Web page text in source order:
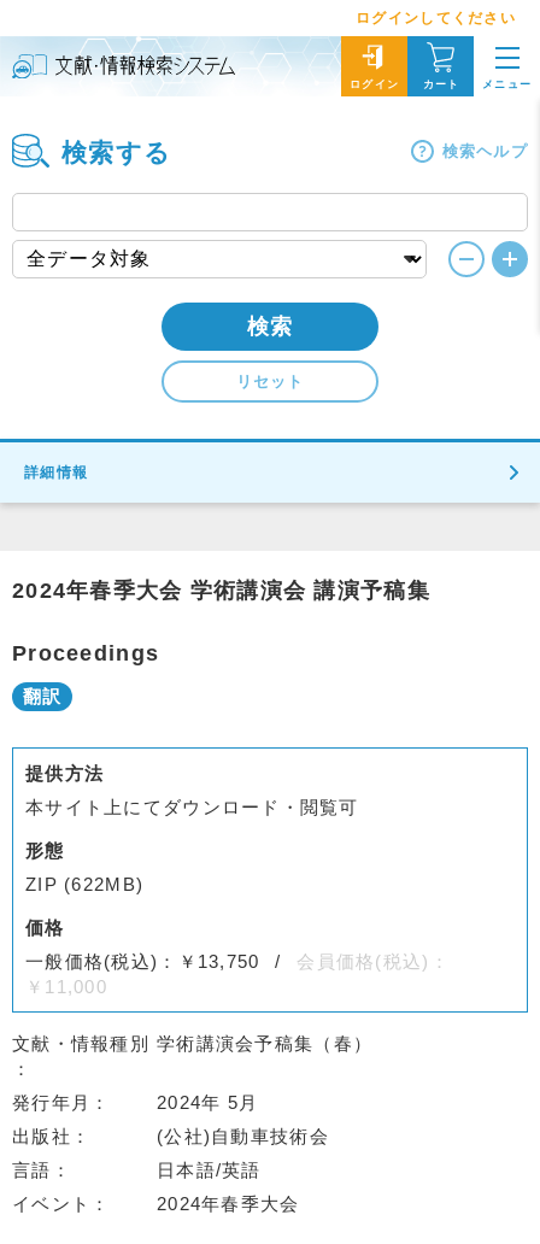
ログインしてください
ログイン カート メニュー
検索する 検索ヘルプ
検索
リセット
詳細情報
2024年春季大会 学術講演会 講演予稿集
Proceedings
提供方法
本サイト上にてダウンロード・閲覧可
形態
ZIP (622MB)
価格
一般価格(税込)：￥13,750
会員価格(税込)：
￥11,000
文献・情報種別 学術講演会予稿集（春）
発行年月
2024年 5月
出版社
(公社)自動車技術会
言語
日本語/英語
イベント
2024年春季大会